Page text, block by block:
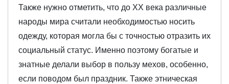
Также нужно отметить, что до ХХ века различные
народы мира считали необходимостью носить
одежду, которая могла бы с точностью отразить их
социальный статус. Именно поэтому богатые и
знатные делали выбор в пользу мехов, особенно,
если поводом был праздник. Также этническая